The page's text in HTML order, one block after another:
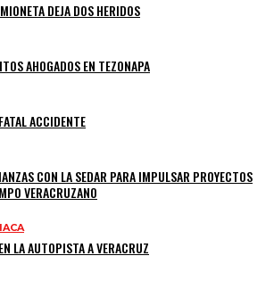
DEJA DOS HERIDOS
AHOGADOS EN TEZONAPA
ACCIDENTE
CON LA SEDAR PARA IMPULSAR PROYECTOS
VERACRUZANO
LA AUTOPISTA A VERACRUZ